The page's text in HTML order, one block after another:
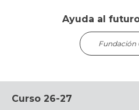
Ayuda al
Fundación
Curso 26-27